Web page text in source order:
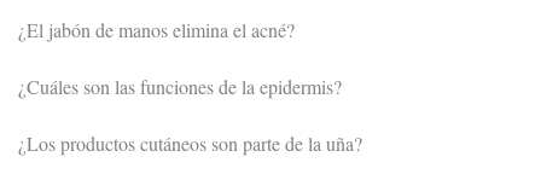
¿El jabón de manos elimina el acné?
¿Cuáles son las funciones de la epidermis?
¿Los productos cutáneos son parte de la uña?